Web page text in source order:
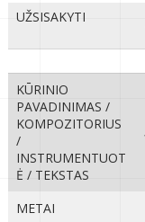
UŽSISAKYTI
KŪRINIO
PAVADINIMAS /
KOMPOZITORIUS
/
INSTRUMENTUOT
Ė / TEKSTAS
METAI